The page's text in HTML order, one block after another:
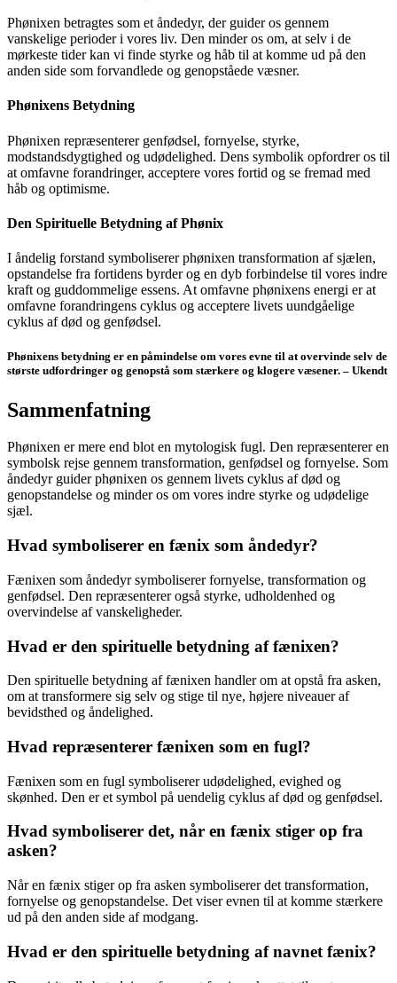
Phønixen betragtes som et åndedyr, der guider os gennem
vanskelige perioder i vores liv. Den minder os om, at selv i de
mørkeste tider kan vi finde styrke og håb til at komme ud på den
anden side som forvandlede og genopståede væsner.
Phønixens Betydning
Phønixen repræsenterer genfødsel, fornyelse, styrke,
modstandsdygtighed og udødelighed. Dens symbolik opfordrer os til
at omfavne forandringer, acceptere vores fortid og se fremad med
håb og optimisme.
Den Spirituelle Betydning af Phønix
I åndelig forstand symboliserer phønixen transformation af sjælen,
opstandelse fra fortidens byrder og en dyb forbindelse til vores indre
kraft og guddommelige essens. At omfavne phønixens energi er at
omfavne forandringens cyklus og acceptere livets uundgåelige
cyklus af død og genfødsel.
Phønixens betydning er en påmindelse om vores evne til at overvinde selv de
største udfordringer og genopstå som stærkere og klogere væsener. – Ukendt
Sammenfatning
Phønixen er mere end blot en mytologisk fugl. Den repræsenterer en
symbolsk rejse gennem transformation, genfødsel og fornyelse. Som
åndedyr guider phønixen os gennem livets cyklus af død og
genopstandelse og minder os om vores indre styrke og udødelige
sjæl.
Hvad symboliserer en fænix som åndedyr?
Fænixen som åndedyr symboliserer fornyelse, transformation og
genfødsel. Den repræsenterer også styrke, udholdenhed og
overvindelse af vanskeligheder.
Hvad er den spirituelle betydning af fænixen?
Den spirituelle betydning af fænixen handler om at opstå fra asken,
om at transformere sig selv og stige til nye, højere niveauer af
bevidsthed og åndelighed.
Hvad repræsenterer fænixen som en fugl?
Fænixen som en fugl symboliserer udødelighed, evighed og
skønhed. Den er et symbol på uendelig cyklus af død og genfødsel.
Hvad symboliserer det, når en fænix stiger op fra
asken?
Når en fænix stiger op fra asken symboliserer det transformation,
fornyelse og genopstandelse. Det viser evnen til at komme stærkere
ud på den anden side af modgang.
Hvad er den spirituelle betydning af navnet fænix?